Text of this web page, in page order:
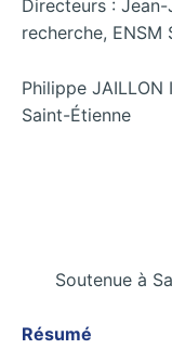
Directeurs : Jean-
recherche, ENSM
Philippe JAILLON
Saint-Étienne
Soutenue à
Résumé